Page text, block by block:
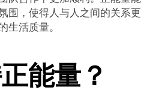
围，使得人与人之间的关系更
生活质量。
能量？